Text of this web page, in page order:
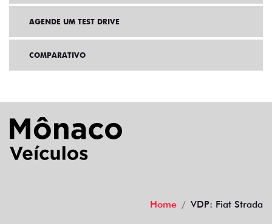
AGENDE UM TEST DRIVE
COMPARATIVO
Home VDP: Fiat Strada